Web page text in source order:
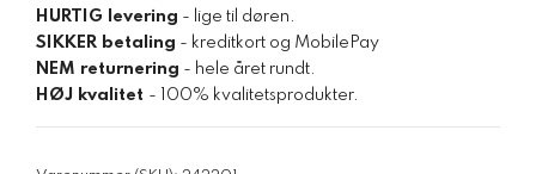
HURTIG levering - lige til døren.
SIKKER betaling - kreditkort og MobilePay
NEM returnering - hele året rundt.
HØJ kvalitet - 100% kvalitetsprodukter.